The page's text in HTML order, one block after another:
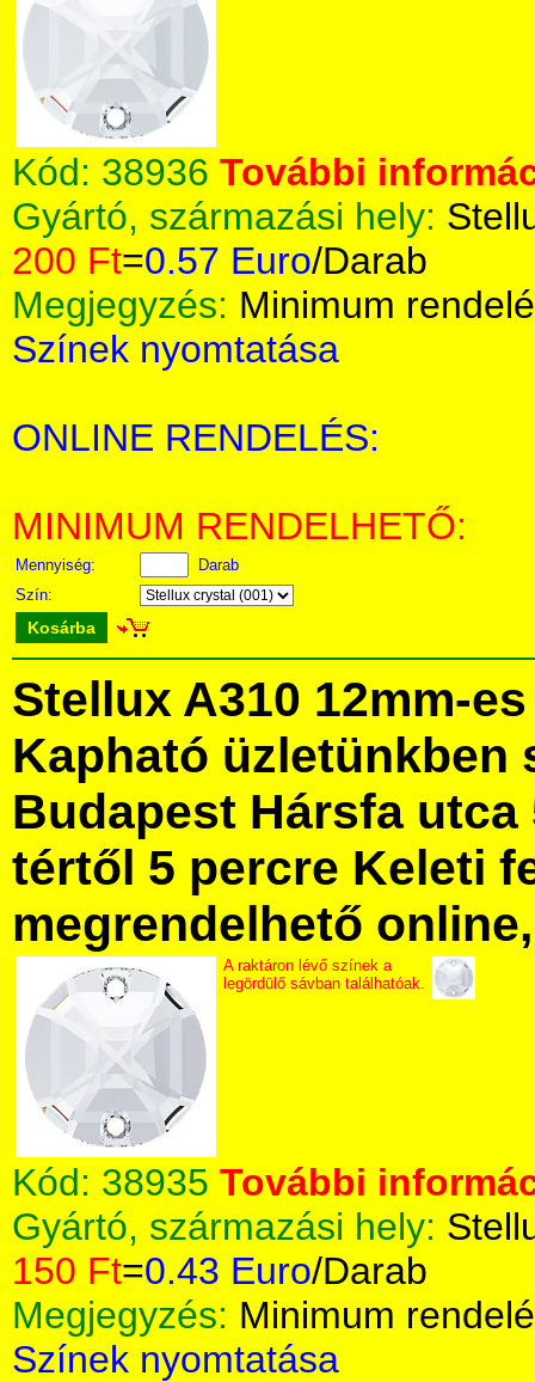
Kód: 38936 További
Gyártó, származási hely:
200 Ft=0.57 Euro/Darab
Megjegyzés: Minimum
Színek nyomtatása
ONLINE RENDELÉS:
MINIMUM RENDELHETŐ:
Mennyiség:
Darab
Szín:
Kosárba
Stellux A310 12mm-
Kapható üzletünkben
Budapest Hársfa utca
tértől 5 percre Keleti
megrendelhető
A raktáron lévő színek a
legördülő sávban találhatóak.
Kód: 38935 További
Gyártó, származási hely:
150 Ft=0.43 Euro/Darab
Megjegyzés: Minimum
Színek nyomtatása